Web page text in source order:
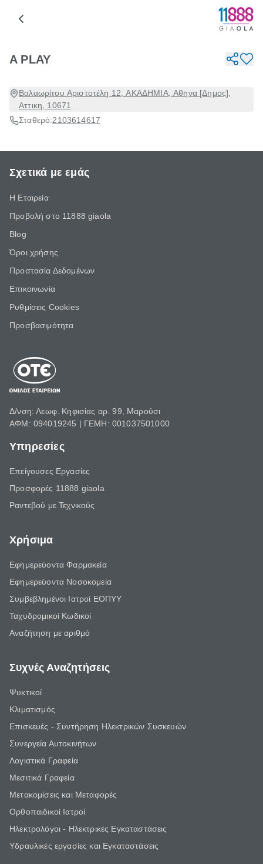
A PLAY
Βαλαωρίτου Αριστοτέλη 12, ΑΚΑΔΗΜΙΑ, Αθηνα [Δημος],
Αττικη, 10671
Σταθερό:2103614617
Σχετικά με εμάς
Η Εταιρεία
Προβολή στο 11888 giaola
Blog
Όροι χρήσης
Προστασία Δεδομένων
Επικοινωνία
Ρυθμίσεις Cookies
Προσβασιμότητα
Δ/νση: Λεωφ. Κηφισίας αρ. 99, Μαρούσι
ΑΦΜ: 094019245 | ΓΕΜΗ: 001037501000
Υπηρεσίες
Επείγουσες Εργασίες
Προσφορές 11888 giaola
Ραντεβού με Τεχνικούς
Χρήσιμα
Εφημερεύοντα Φαρμακεία
Εφημερεύοντα Νοσοκομεία
Συμβεβλημένοι Ιατροί ΕΟΠΥΥ
Ταχυδρομικοί Κωδικοί
Αναζήτηση με αριθμό
Συχνές Αναζητήσεις
Ψυκτικοί
Κλιματισμός
Επισκευές - Συντήρηση Ηλεκτρικών Συσκευών
Συνεργεία Αυτοκινήτων
Λογιστικά Γραφεία
Μεσιτικά Γραφεία
Μετακομίσεις και Μεταφορές
Ορθοπαιδικοί Ιατροί
Ηλεκτρολόγοι - Ηλεκτρικές Εγκαταστάσεις
Υδραυλικές εργασίες και Εγκαταστάσεις